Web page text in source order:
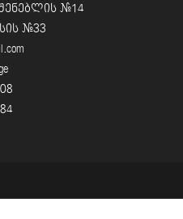
#14
#33